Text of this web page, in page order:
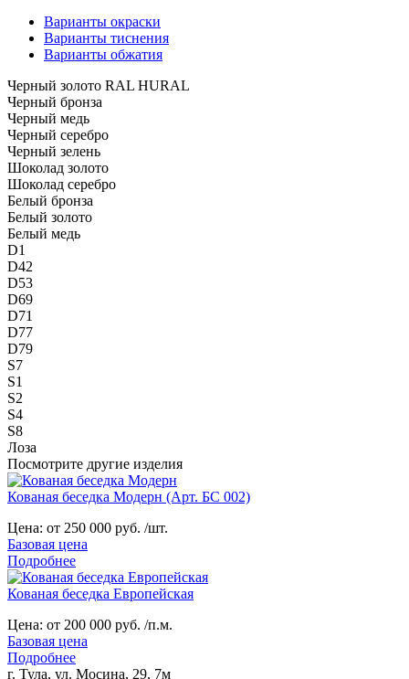
Варианты окраски
Варианты тиснения
Варианты обжатия
Черный золото RAL HURAL
Черный бронза
Черный медь
Черный серебро
Черный зелень
Шоколад золото
Шоколад серебро
Белый бронза
Белый золото
Белый медь
D1
D42
D53
D69
D71
D77
D79
S7
S1
S2
S4
S8
Лоза
Посмотрите другие изделия
Кованая беседка Модерн (Арт. БС 002)
Цена: от 250 000 руб. /шт.
Базовая цена
Подробнее
Кованая беседка Европейская
Цена: от 200 000 руб. /п.м.
Базовая цена
Подробнее
г. Тула, ул. Мосина, 29, 7м